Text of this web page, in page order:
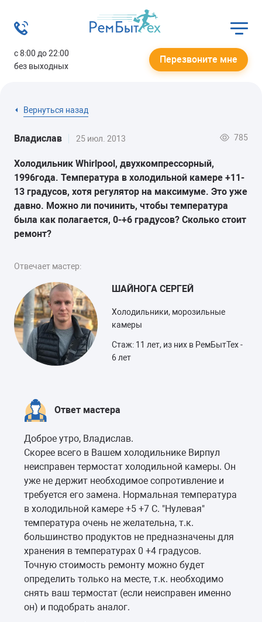
с 8:00 до 22:00
без выходных
Перезвоните мне
Вернуться назад
Владислав 25 июл. 2013 785
Холодильник Whirlpool, двухкомпрессорный,
1996года. Температура в холодильной камере +11-
13 градусов, хотя регулятор на максимуме. Это уже
давно. Можно ли починить, чтобы температура
была как полагается, 0-+6 градусов? Сколько стоит
ремонт?
Отвечает мастер:
ШАЙНОГА СЕРГЕЙ
Холодильники, морозильные
камеры
Стаж: 11 лет, из них в РемБытТех -
6 лет
Ответ мастера
Доброе утро, Владислав.
Скорее всего в Вашем холодильнике Вирпул
неисправен термостат холодильной камеры. Он
уже не держит необходимое сопротивление и
требуется его замена. Нормальная температура
в холодильной камере +5 +7 C. "Нулевая"
температура очень не желательна, т.к.
большинство продуктов не предназначены для
хранения в температурах 0 +4 градусов.
Точную стоимость ремонту можно будет
определить только на месте, т.к. необходимо
снять ваш термостат (если неисправен именно
он) и подобрать аналог.